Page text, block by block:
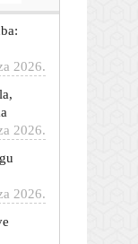
2026.